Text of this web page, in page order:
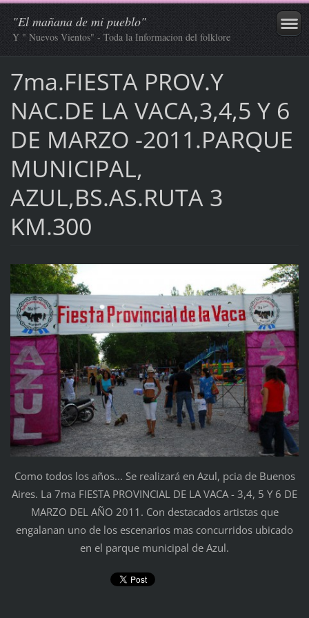
"El mañana de mi pueblo"
Y " Nuevos Vientos" - Toda la Informacion del folklore
7ma.FIESTA PROV.Y
NAC.DE LA VACA,3,4,5 Y 6
DE MARZO -2011.PARQUE
MUNICIPAL,
AZUL,BS.AS.RUTA 3
KM.300
Como todos los años... Se realizará en Azul, pcia de Buenos
Aires. La 7ma FIESTA PROVINCIAL DE LA VACA - 3,4, 5 Y 6 DE
MARZO DEL AÑO 2011. Con destacados artistas que
engalanan uno de los escenarios mas concurridos ubicado
en el parque municipal de Azul.